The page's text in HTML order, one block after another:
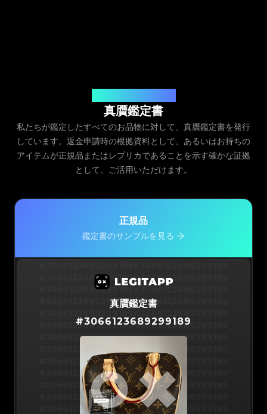
真贋鑑定書
私たちが鑑定したすべてのお品物に対して、真贋鑑定書を発行
しています。返金申請時の根拠資料として、あるいはお持ちの
アイテムが正規品またはレプリカであることを示す確かな証拠
として、ご活用いただけます。
正規品
鑑定書のサンプルを見る
#3066123689299189#3066123689299189
#3066123689299189#3066123689299189
#3066123689299189#3066123689299189
#3066123689299189#3066123689299189
#3066123689299189#3066123689299189
#3066123689299189#3066123689299189
#3066123689299189#3066123689299189
#3066123689299189#3066123689299189
#3066123689299189#3066123689299189
#3066123689299189#3066123689299189
真贋鑑定書
#3066123689299189